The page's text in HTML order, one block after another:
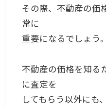
その際、不動産の価
常に
重要になるでしょう。
不動産の価格を知る
に査定を
してもらう以外にも